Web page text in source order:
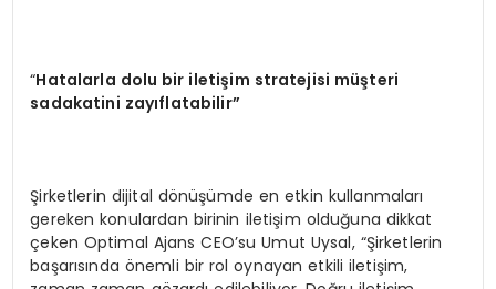
“Hatalarla dolu bir iletişim stratejisi müşteri
sadakatini zayıflatabilir”
Şirketlerin dijital dönüşümde en etkin kullanmaları
gereken konulardan birinin iletişim olduğuna dikkat
çeken Optimal Ajans CEO’su Umut Uysal, “Şirketlerin
başarısında önemli bir rol oynayan etkili iletişim,